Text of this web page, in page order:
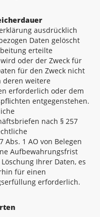
ausdrücklich
Daten gelöscht
erteilte
oder der Zweck für
für den Zweck nicht
deren weitere
erforderlich oder dem
entgegenstehen.
nach § 257
1 AO von Belegen
Aufbewahrungsfrist
Ihrer Daten, es
für einen
erforderlich.